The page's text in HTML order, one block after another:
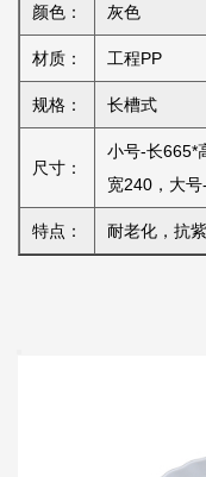
颜色： 灰色
材质： 工程PP
规格： 长槽式
尺寸：
小号-长665*
宽240，大
特点： 耐老化，抗